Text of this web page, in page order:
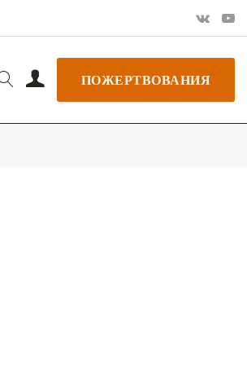
ПОЖЕРТВОВАНИЯ